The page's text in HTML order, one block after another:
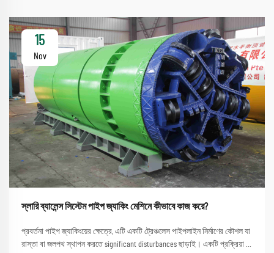
15
Nov
স্লারি ব্যালেন্স সিস্টেম পাইপ জ্যাকিং মেশিনে কীভাবে কাজ করে?
প্রবর্তনা পাইপ জ্যাকিংয়ের ক্ষেত্রে, এটি একটি ট্রেঞ্চলেস পাইপলাইন নির্মাণের কৌশল যা
রাস্তা বা জলপথ স্থাপন করতে significant disturbances ছাড়াই। একটি প্রক্রিয়া যা